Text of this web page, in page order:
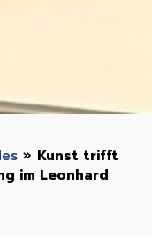
» Kunst trifft
im Leonhard